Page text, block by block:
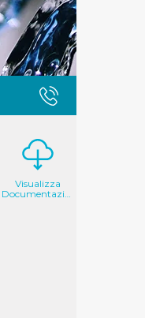
Visualizza
Documentazione